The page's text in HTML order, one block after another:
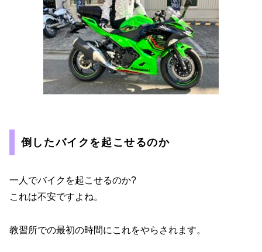
倒したバイクを起こせるのか
一人でバイクを起こせるのか?
これは不安ですよね。
教習所での最初の時間にこれをやらされます。